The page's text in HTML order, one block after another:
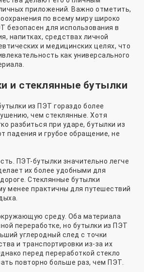
приложений. Важно отметить,
по всему миру широко
безопасен для использования в
напитках, средствах личной
и медицинских целях, что
как универсального
и стеклянные бутылки
из ПЭТ гораздо более
чем стеклянные. Хотя
разбиться при ударе, бутылки из
падения и грубое обращение, не
ПЭТ-бутылки значительно легче
их более удобными для
Стеклянные бутылки
менее практичны для путешествий
среду. Оба материала
переработке, но бутылки из ПЭТ
углеродный след с точки
и транспортировки из-за их
перед переработкой стекло
повторно больше раз, чем ПЭТ.